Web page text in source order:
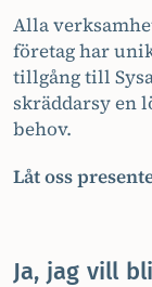
Alla
företag har
tillgång till
skräddarsy en
behov.
Låt oss
Ja, jag vill